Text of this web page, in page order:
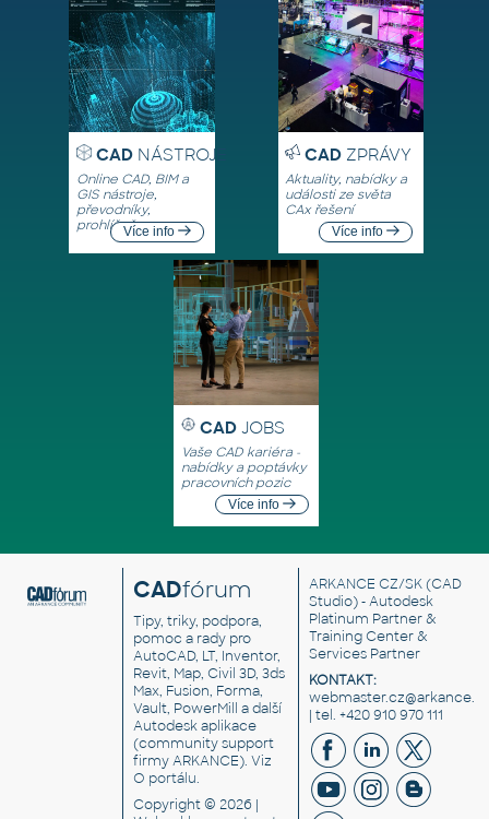
CADNÁSTROJE
Online CAD, BIM a
GIS nástroje,
převodníky,
prohlížečeVíce info
CADZPRÁVY
Aktuality, nabídky a
události ze světa
CAx řešení
Více info
CAD JOBS
Vaše CAD kariéra -
nabídky a poptávky
pracovních pozic
Více info
CADfórum
Tipy, triky, podpora,
pomoc a rady pro
AutoCAD, LT, Inventor,
Revit, Map, Civil 3D, 3ds
Max, Fusion, Forma,
Vault, PowerMill a další
Autodesk aplikace
(community support
firmy ARKANCE). Viz
O portálu.
Copyright © 2026 |
ARKANCE CZ/SK(CAD
Studio) - Autodesk
Platinum Partner &
Training Center &
Services Partner
KONTAKT:
| tel. +420 910 970 111